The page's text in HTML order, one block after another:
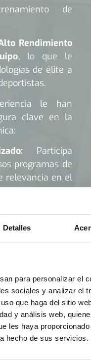
Detalles
para personalizar el
sociales y analizar el
que haga del sitio
y análisis web,
les haya
hecho de sus servicios.
de
Rendimiento
, lo que le
de élite a
le han
clave en la
Participa
programas de
relevancia en el
Lidera la
, coordinando